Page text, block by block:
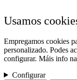
Usamos
Empregamos cookies
personalizado. Podes
configurar. Máis info na
Configurar